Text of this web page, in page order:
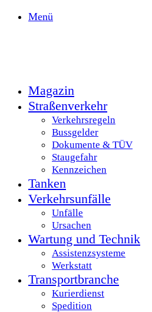
Menü
Magazin
Straßenverkehr
Verkehrsregeln
Bussgelder
Dokumente & TÜV
Staugefahr
Kennzeichen
Tanken
Verkehrsunfälle
Unfälle
Ursachen
Wartung und Technik
Assistenzsysteme
Werkstatt
Transportbranche
Kurierdienst
Spedition